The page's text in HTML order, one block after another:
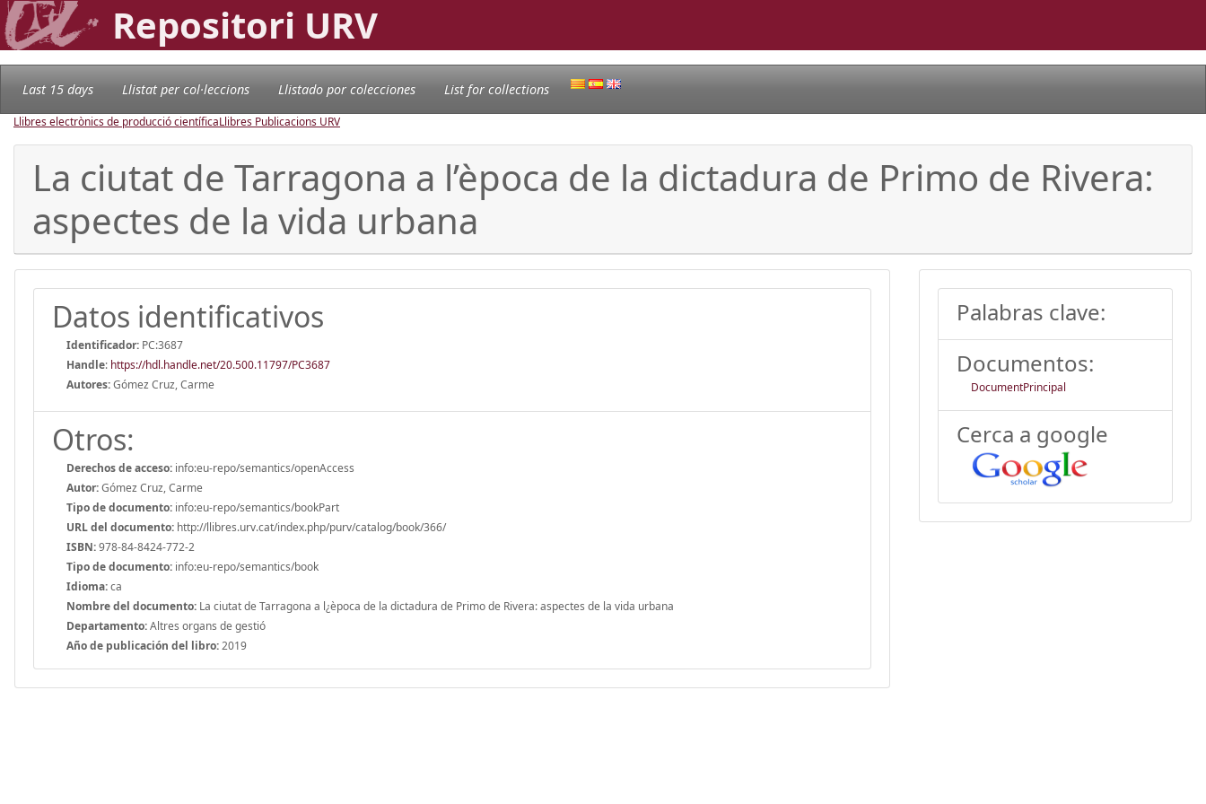
Repositori URV
Last 15 days Llistat per col·leccions Llistado por colecciones List for collections
Llibres electrònics de producció científicaLlibres Publicacions URV
La ciutat de Tarragona a l’època de la dictadura de Primo de Rivera:
aspectes de la vida urbana
Datos identificativos
Identificador: PC:3687
Handle: https://hdl.handle.net/20.500.11797/PC3687
Autores:Gómez Cruz, Carme
Otros:
Derechos de acceso: info:eu-repo/semantics/openAccess
Autor:Gómez Cruz, Carme
Tipo de documento: info:eu-repo/semantics/bookPart
URL del documento: http://llibres.urv.cat/index.php/purv/catalog/book/366/
ISBN:978-84-8424-772-2
Tipo de documento: info:eu-repo/semantics/book
Idioma:ca
Nombre del documento: La ciutat de Tarragona a l¿època de la dictadura de Primo de Rivera: aspectes de la vida urbana
Departamento:Altres organs de gestió
Año de publicación del libro:2019
Palabras clave:
Documentos:
DocumentPrincipal
Cerca a google